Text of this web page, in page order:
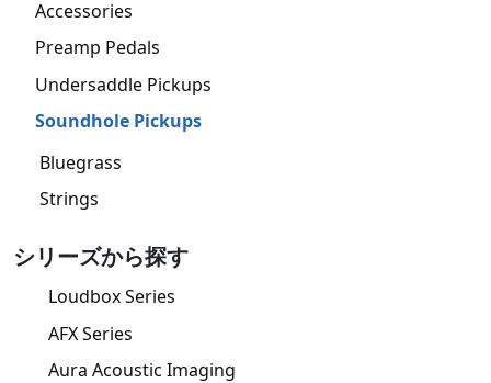
Accessories
Preamp Pedals
Undersaddle Pickups
Soundhole Pickups
Bluegrass
Strings
シリーズから探す
Loudbox Series
AFX Series
Aura Acoustic Imaging